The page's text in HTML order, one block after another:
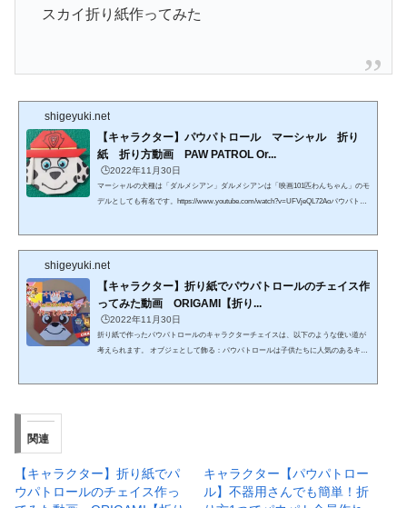
スカイ折り紙作ってみた
shigeyuki.net
【キャラクター】パウパトロール マーシャル 折り
紙 折り方動画 PAW PATROL Or...
🕒️2022年11月30日
マーシャルの犬種は「ダルメシアン」ダルメシアンは「映画101匹わんちゃん」のモ
デルとしても有名です。https://www.youtube.com/watch?v=UFVjeQL72Aoパウパトロ
ております。折り方参考にさせていただいてる部分もありますので、何卒ご容赦い
shigeyuki.net
【キャラクター】折り紙でパウパトロールのチェイス作
ってみた動画 ORIGAMI【折り...
🕒️2022年11月30日
折り紙で作ったパウパトロールのキャラクターチェイスは、以下のような使い道が
考えられます。 オブジェとして飾る：パウパトロールは子供たちに人気のあるキャ
関連
【キャラクター】折り紙でパ
ウパトロールのチェイス作っ
キャラクター【パウパトロー
ル】不器用さんでも簡単！折